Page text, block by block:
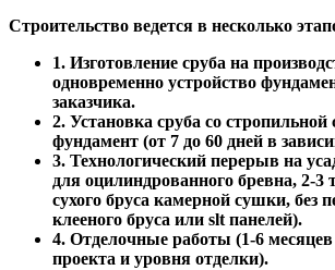
Строительство ведется в несколько
1. Изготовление сруба на
одновременно устройство
заказчика.
2. Установка сруба со стропильной
фундамент (от 7 до 60 дней в
3. Технологический перерыв на
для оцилиндрованного бревна, 2-3
сухого бруса камерной сушки, без
клееного бруса или slt панелей).
4. Отделочные работы (1-6 месяцев
проекта и уровня отделки).